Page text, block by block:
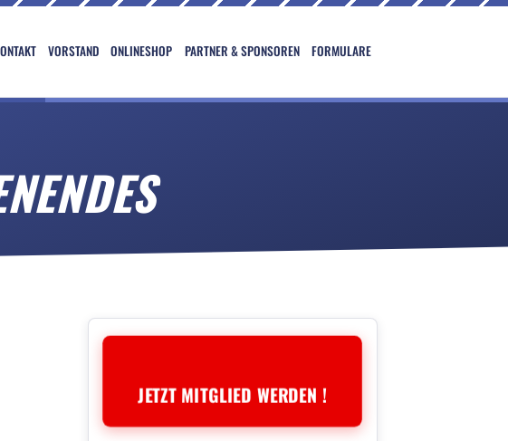
VORSTAND ONLINESHOP PARTNER & SPONSOREN FORMULARE
JETZT MITGLIED WERDEN !